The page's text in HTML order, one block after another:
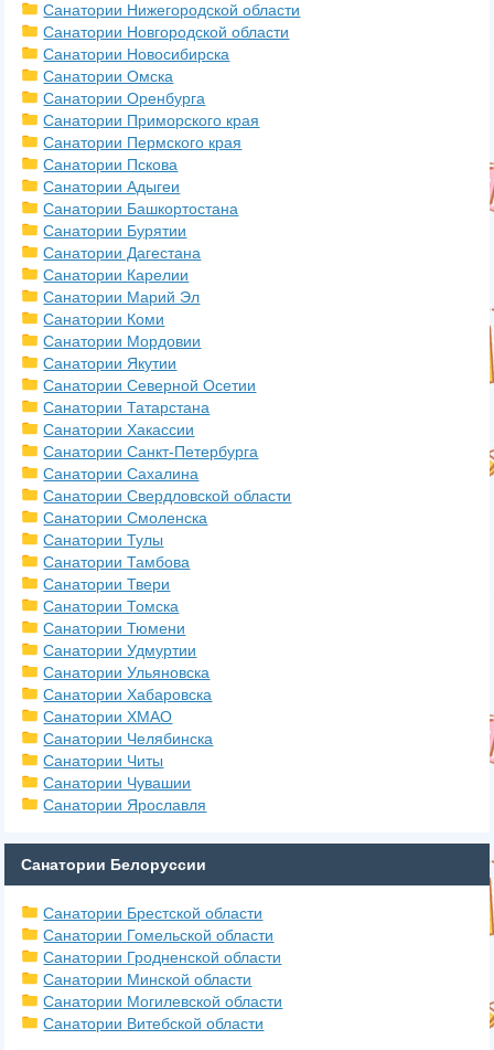
Санатории Нижегородской области
Санатории Новгородской области
Санатории Новосибирска
Санатории Омска
Санатории Оренбурга
Санатории Приморского края
Санатории Пермского края
Санатории Пскова
Санатории Адыгеи
Санатории Башкортостана
Санатории Бурятии
Санатории Дагестана
Санатории Карелии
Санатории Марий Эл
Санатории Коми
Санатории Мордовии
Санатории Якутии
Санатории Северной Осетии
Санатории Татарстана
Санатории Хакассии
Санатории Санкт-Петербурга
Санатории Сахалина
Санатории Свердловской области
Санатории Смоленска
Санатории Тулы
Санатории Тамбова
Санатории Твери
Санатории Томска
Санатории Тюмени
Санатории Удмуртии
Санатории Ульяновска
Санатории Хабаровска
Санатории ХМАО
Санатории Челябинска
Санатории Читы
Санатории Чувашии
Санатории Ярославля
Санатории Белоруссии
Санатории Брестской области
Санатории Гомельской области
Санатории Гродненской области
Санатории Минской области
Санатории Могилевской области
Санатории Витебской области